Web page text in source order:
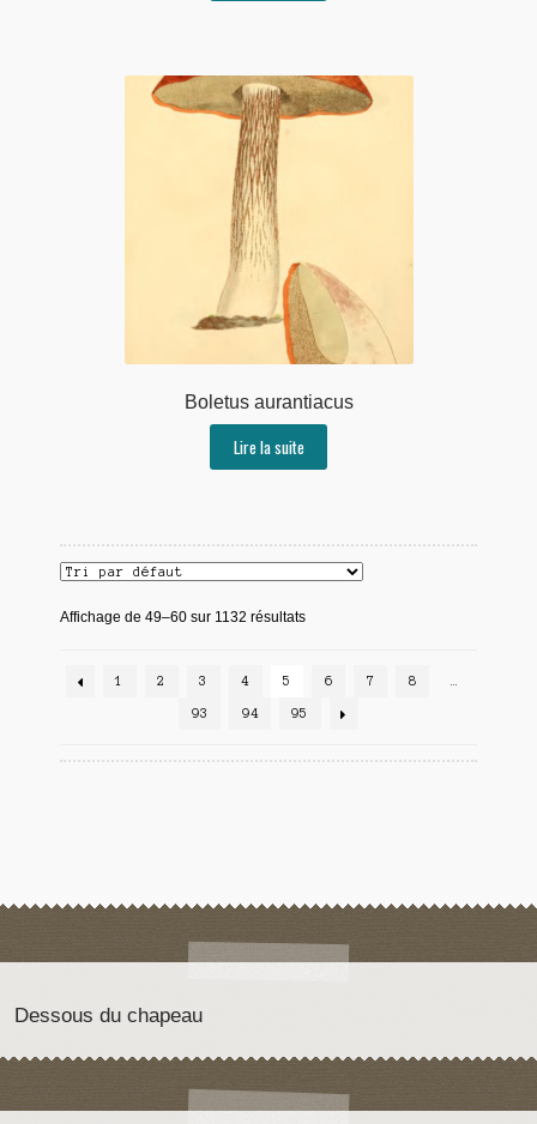
Boletus aurantiacus
Lire la suite
Affichage de 49–60 sur 1132 résultats
1 2 3 4 5 6 7 8
93 94 95
Dessous du chapeau